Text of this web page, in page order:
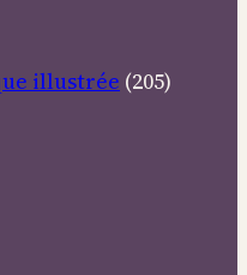
illustrée (205)